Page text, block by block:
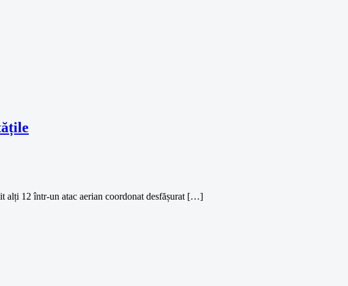
alți 12 într-un atac aerian coordonat desfășurat […]